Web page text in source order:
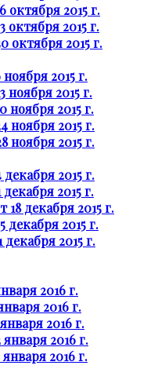
октября 2015 г.
октября 2015 г.
октября 2015 г.
2015 г.
ноября 2015 г.
ноября 2015 г.
ноября 2015 г.
ноября 2015 г.
2015 г.
декабря 2015 г.
18 декабря 2015 г.
декабря 2015 г.
декабря 2015 г.
2016 г.
2016 г.
2016 г.
2016 г.
2016 г.